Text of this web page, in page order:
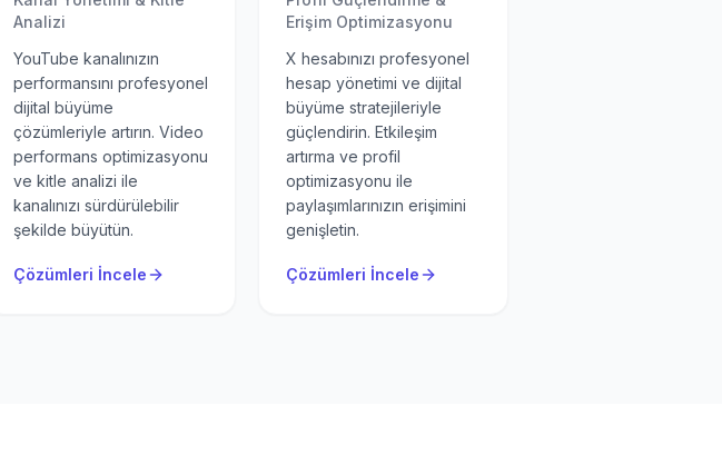
Analizi
YouTube kanalınızın
performansını profesyonel
dijital büyüme
çözümleriyle artırın. Video
performans optimizasyonu
ve kitle analizi ile
kanalınızı sürdürülebilir
şekilde büyütün.
Çözümleri İncele
Erişim Optimizasyonu
X hesabınızı profesyonel
hesap yönetimi ve dijital
büyüme stratejileriyle
güçlendirin. Etkileşim
artırma ve profil
optimizasyonu ile
paylaşımlarınızın erişimini
genişletin.
Çözümleri İncele